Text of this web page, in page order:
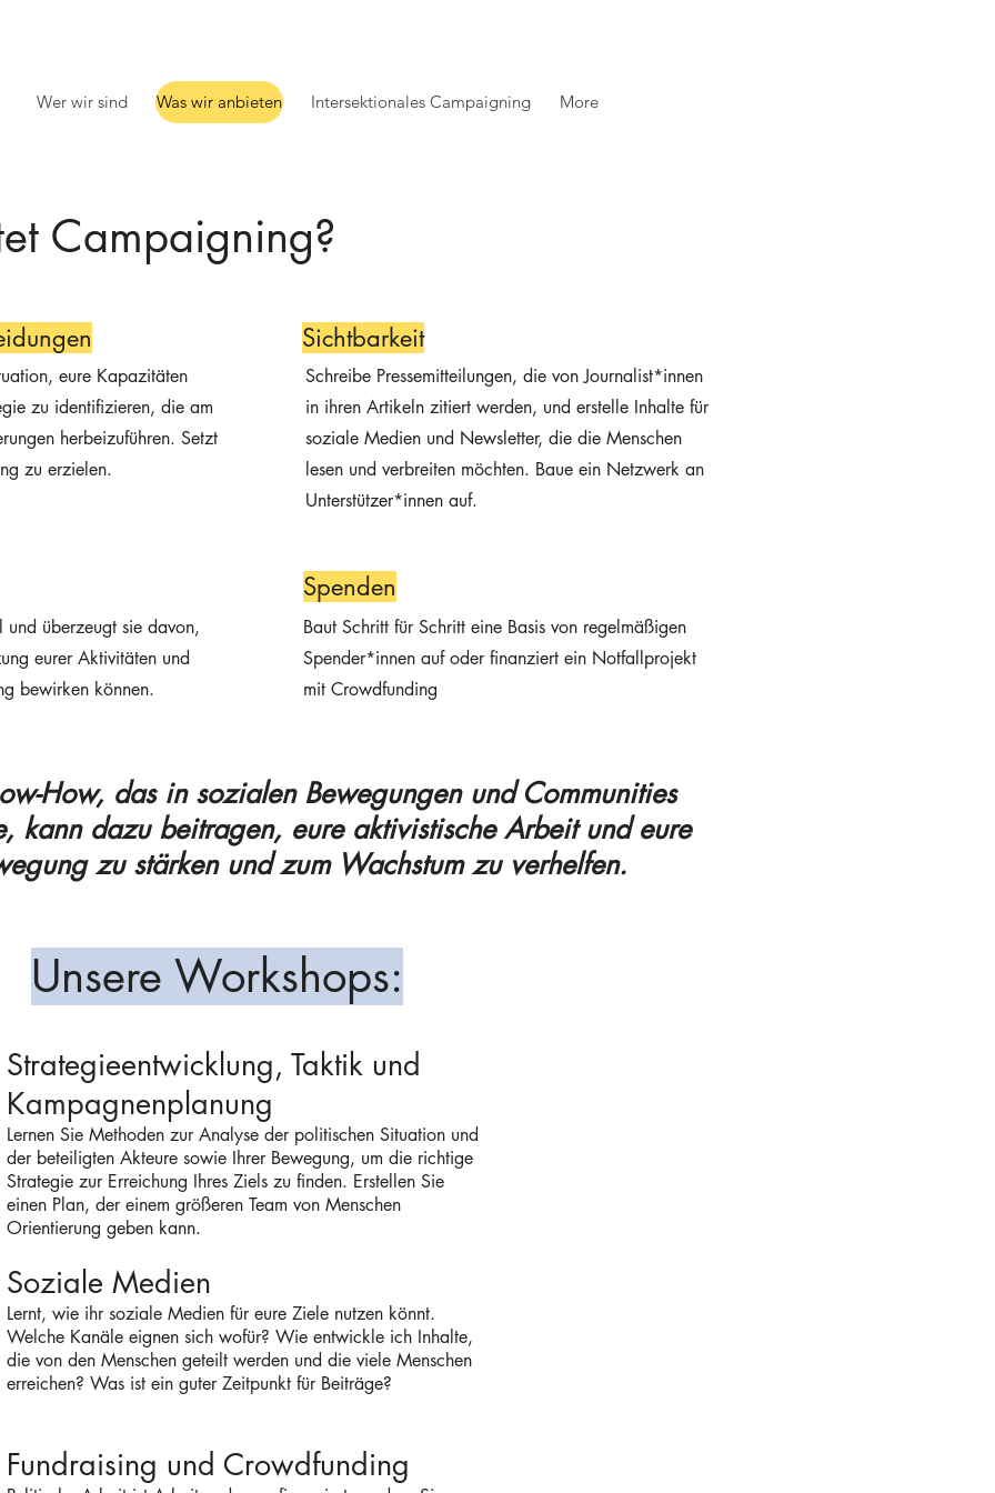
Wer wir sind Was wir anbieten Intersektionales Campaigning More
Campaigning?
eure Kapazitäten
zu identifizieren, die am
herbeizuführen. Setzt
zu erzielen.
und überzeugt sie davon,
eurer Aktivitäten und
bewirken können.
Sichtbarkeit
Schreibe Pressemitteilungen, die von Journalist*innen
in ihren Artikeln zitiert werden, und erstelle Inhalte für
soziale Medien und Newsletter, die die Menschen
lesen und verbreiten möchten. Baue ein Netzwerk an
Unterstützer*innen auf.
Spenden
Baut Schritt für Schritt eine Basis von regelmäßigen
Spender*innen auf oder finanziert ein Notfallprojekt
mit Crowdfunding
How, das in sozialen Bewegungen und Communities
kann dazu beitragen, eure aktivistische Arbeit und eure
zu stärken und zum Wachstum zu verhelfen.
Unsere Workshops:
Strategieentwicklung, Taktik und
Kampagnenplanung
Lernen Sie Methoden zur Analyse der politischen Situation und
der beteiligten Akteure sowie Ihrer Bewegung, um die richtige
Strategie zur Erreichung Ihres Ziels zu finden. Erstellen Sie
einen Plan, der einem größeren Team von Menschen
Orientierung geben kann.
Soziale Medien
Lernt, wie ihr soziale Medien für eure Ziele nutzen könnt.
Welche Kanäle eignen sich wofür? Wie entwickle ich Inhalte,
die von den Menschen geteilt werden und die viele Menschen
erreichen? Was ist ein guter Zeitpunkt für Beiträge?
Fundraising und Crowdfunding